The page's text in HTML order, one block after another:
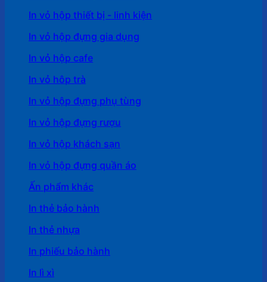
In vỏ hộp thiết bị - linh kiện
In vỏ hộp đựng gia dụng
In vỏ hộp cafe
In vỏ hôp trà
In vỏ hộp đựng phụ tùng
In vỏ hộp đựng rượu
In vỏ hộp khách sạn
In vỏ hộp đựng quần áo
Ấn phẩm khác
In thẻ bảo hành
In thẻ nhựa
In phiếu bảo hành
In lì xì